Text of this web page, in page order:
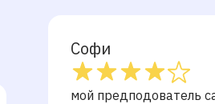
Софи
мой предподователь